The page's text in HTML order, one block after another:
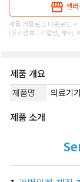
셀
제품 카탈로그 다운로드
(표시정보 : 기업명, 부서,
제품 개요
제품명 의료기
제품 소개